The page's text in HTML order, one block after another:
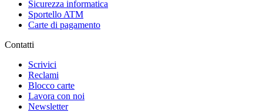
Sicurezza informatica
Sportello ATM
Carte di pagamento
Contatti
Scrivici
Reclami
Blocco carte
Lavora con noi
Newsletter